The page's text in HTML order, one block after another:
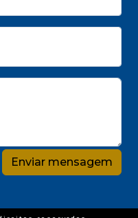
Enviar mensagem